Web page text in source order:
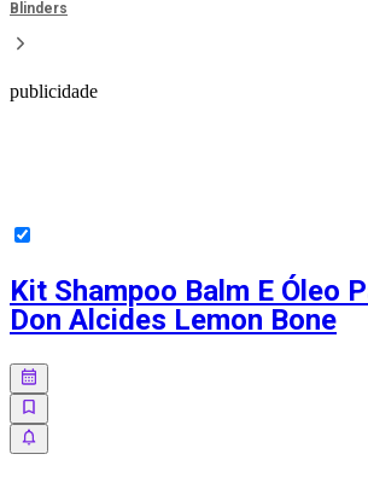
Blinders
publicidade
Kit Shampoo Balm E Óleo
Don Alcides Lemon Bone